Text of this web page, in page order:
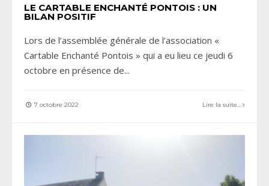
LE CARTABLE ENCHANTÉ PONTOIS : UN
BILAN POSITIF
Lors de l’assemblée générale de l’association «
Cartable Enchanté Pontois » qui a eu lieu ce jeudi 6
octobre en présence de...
7 octobre 2022 Lire la suite...